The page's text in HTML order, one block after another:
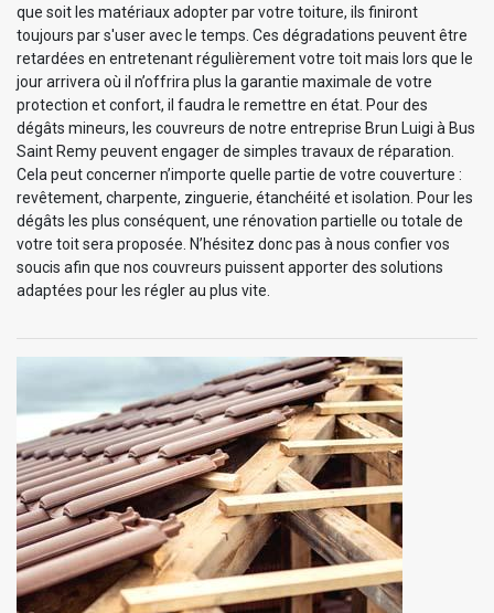
que soit les matériaux adopter par votre toiture, ils finiront
toujours par s'user avec le temps. Ces dégradations peuvent être
retardées en entretenant régulièrement votre toit mais lors que le
jour arrivera où il n’offrira plus la garantie maximale de votre
protection et confort, il faudra le remettre en état. Pour des
dégâts mineurs, les couvreurs de notre entreprise Brun Luigi à Bus
Saint Remy peuvent engager de simples travaux de réparation.
Cela peut concerner n’importe quelle partie de votre couverture :
revêtement, charpente, zinguerie, étanchéité et isolation. Pour les
dégâts les plus conséquent, une rénovation partielle ou totale de
votre toit sera proposée. N’hésitez donc pas à nous confier vos
soucis afin que nos couvreurs puissent apporter des solutions
adaptées pour les régler au plus vite.